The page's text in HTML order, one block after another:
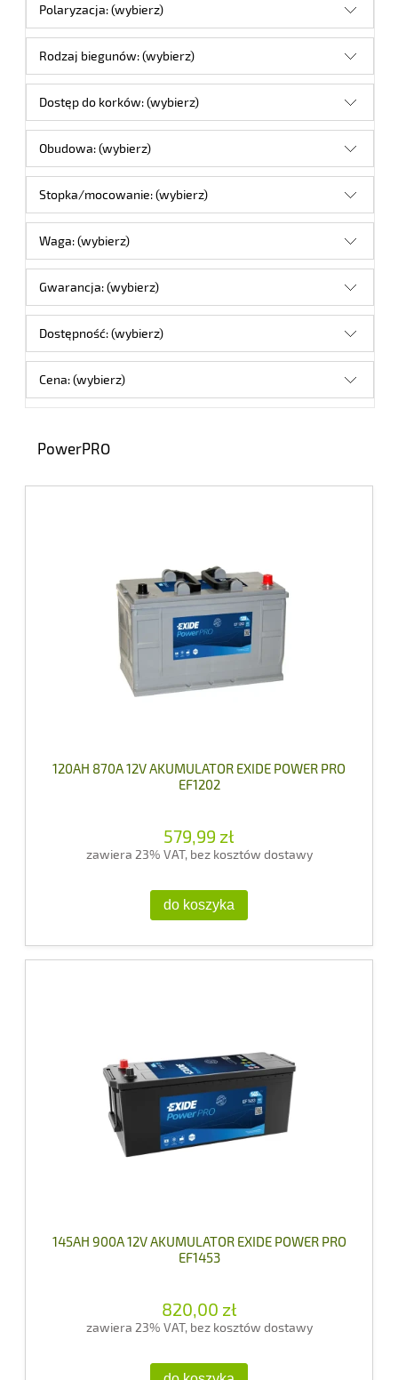
Polaryzacja: (wybierz)
Rodzaj biegunów: (wybierz)
Dostęp do korków: (wybierz)
Obudowa: (wybierz)
Stopka/mocowanie: (wybierz)
Waga: (wybierz)
Gwarancja: (wybierz)
Dostępność: (wybierz)
Cena: (wybierz)
PowerPRO
120AH 870A 12V AKUMULATOR EXIDE POWER PRO
EF1202
579,99 zł
zawiera 23% VAT, bez kosztów dostawy
do koszyka
145AH 900A 12V AKUMULATOR EXIDE POWER PRO
EF1453
820,00 zł
zawiera 23% VAT, bez kosztów dostawy